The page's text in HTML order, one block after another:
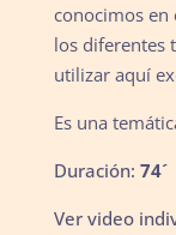
conocimos en
los diferentes
utilizar aquí
Es una
Duración: 74´
Ver video